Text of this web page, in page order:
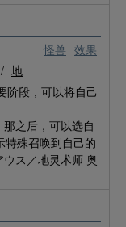
怪兽 效果
/ 地
阶段，可以将自己
那之后，可以选自
特殊召唤到自己的
ス／地灵术师 奥